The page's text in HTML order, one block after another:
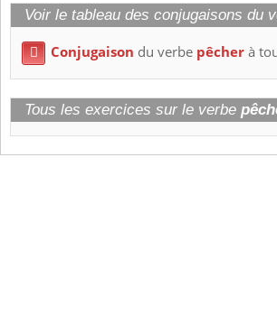
Voir le tableau des conjugaisons du
 Conjugaison du verbe pêcherà
Tous les exercices sur le verbe